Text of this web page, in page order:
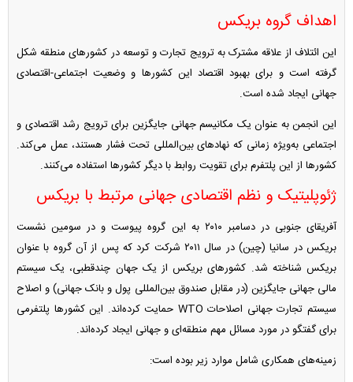
اهداف گروه بریکس
این ائتلاف از علاقه مشترک به ترویج تجارت و توسعه در کشورهای منطقه شکل
گرفته است و برای بهبود اقتصاد این کشورها و وضعیت اجتماعی-اقتصادی
جهانی ایجاد شده است.
این انجمن به عنوان یک مکانیسم جهانی جایگزین برای ترویج رشد اقتصادی و
اجتماعی به‌ویژه زمانی که نهادهای بین‌المللی تحت فشار هستند، عمل می‌کند.
کشورها از این پلتفرم برای تقویت روابط با دیگر کشورها استفاده می‌کنند.
ژئوپلیتیک و نظم اقتصادی جهانی مرتبط با بریکس
آفریقای جنوبی در دسامبر ۲۰۱۰ به این گروه پیوست و در سومین نشست
بریکس در سانیا (چین) در سال ۲۰۱۱ شرکت کرد که پس از آن گروه با عنوان
بریکس شناخته شد. کشورهای بریکس از یک جهان چندقطبی، یک سیستم
مالی جهانی جایگزین (در مقابل صندوق بین‌المللی پول و بانک جهانی) و اصلاح
سیستم تجارت جهانی اصلاحات WTO حمایت کرده‌اند. این کشورها پلتفرمی
برای گفتگو در مورد مسائل مهم منطقه‌ای و جهانی ایجاد کرده‌اند.
زمینه‌های همکاری شامل موارد زیر بوده است: